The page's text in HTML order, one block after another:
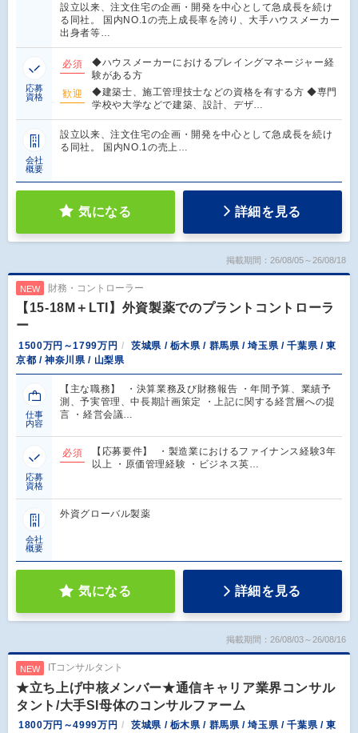
設立以来、注文住宅の企画・開発を中心として急成長を続け
る同社。 国内NO.1の売上成長率を誇り、大手ハウスメーカー
出身者等…
応募
資格
必須
◆ハウスメーカーにおけるプレイングマネージャー経
験がある方
歓迎
◆建築士、施工管理技士などの資格を有する方 ◆専門
学校や大学などで建築、設計、デザ…
会社
概要
設立以来、注文住宅の企画・開発を中心として急成長を続け
る同社。 国内NO.1の売上…
気になる 詳細を見る
掲載期間：26/08/05～26/08/18
NEW 財務・コントローラー
【15-18M＋LTI】外資製薬でのプラントコントローラ
ー
1500万円～1799万円
茨城県 / 栃木県 / 群馬県 / 埼玉県 / 千葉県 / 東
京都 / 神奈川県 / 山梨県
仕事
内容
【主な職務】 ・決算業務及び財務報告 ・年間予算、業績予
測、予実管理、中長期計画策定 ・上記に関する経営層への提
言 ・経営会議…
応募
資格
必須
【応募要件】 ・製造業におけるファイナンス経験3年
以上 ・原価管理経験 ・ビジネス英…
会社
概要
外資グローバル製薬
気になる 詳細を見る
掲載期間：26/08/03～26/08/16
NEW ITコンサルタント
★立ち上げ中核メンバー★通信キャリア業界コンサル
タント/大手SI母体のコンサルファーム
1800万円～4999万円
茨城県 / 栃木県 / 群馬県 / 埼玉県 / 千葉県 / 東